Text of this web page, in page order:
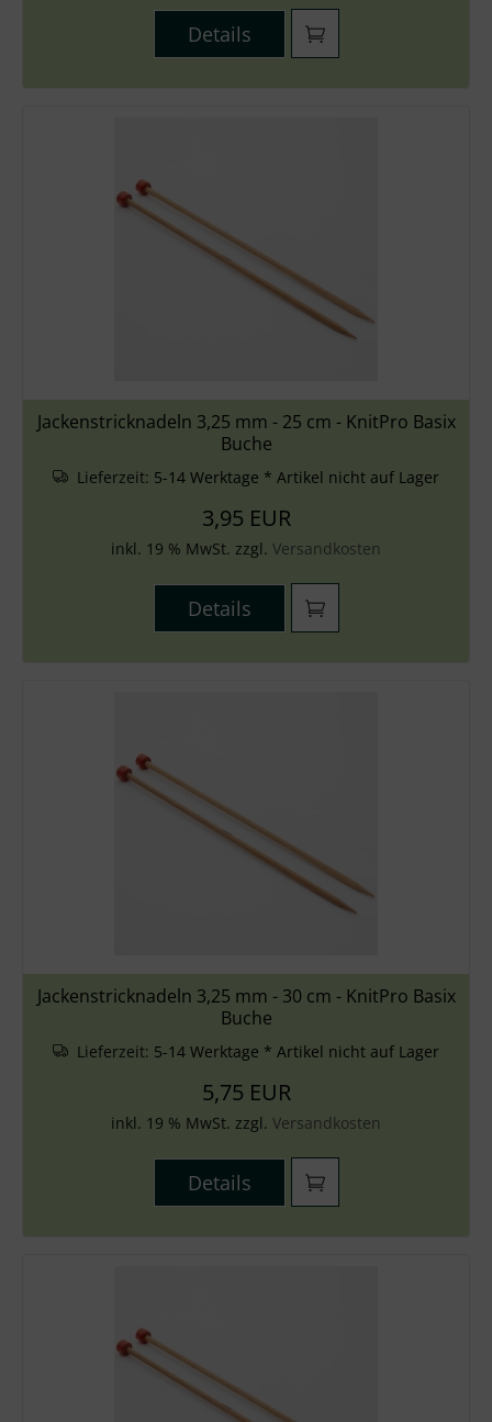
Details
Jackenstricknadeln 3,25 mm - 25 cm - KnitPro Basix
Buche
Lieferzeit: 5-14 Werktage * Artikel nicht auf Lager
3,95 EUR
inkl. 19 % MwSt. zzgl. Versandkosten
Details
Jackenstricknadeln 3,25 mm - 30 cm - KnitPro Basix
Buche
Lieferzeit: 5-14 Werktage * Artikel nicht auf Lager
5,75 EUR
inkl. 19 % MwSt. zzgl. Versandkosten
Details